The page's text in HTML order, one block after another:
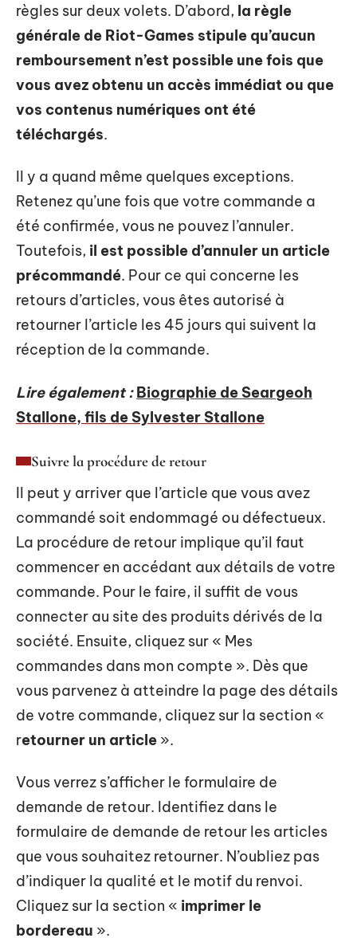
règles sur deux volets. D’abord, la règle
générale de Riot-Games stipule qu’aucun
remboursement n’est possible une fois que
vous avez obtenu un accès immédiat ou que
vos contenus numériques ont été
téléchargés.
Il y a quand même quelques exceptions.
Retenez qu’une fois que votre commande a
été confirmée, vous ne pouvez l’annuler.
Toutefois, il est possible d’annuler un article
précommandé. Pour ce qui concerne les
retours d’articles, vous êtes autorisé à
retourner l’article les 45 jours qui suivent la
réception de la commande.
Lire également : Biographie de Seargeoh
Stallone, fils de Sylvester Stallone
Suivre la procédure de retour
Il peut y arriver que l’article que vous avez
commandé soit endommagé ou défectueux.
La procédure de retour implique qu’il faut
commencer en accédant aux détails de votre
commande. Pour le faire, il suffit de vous
connecter au site des produits dérivés de la
société. Ensuite, cliquez sur « Mes
commandes dans mon compte ». Dès que
vous parvenez à atteindre la page des détails
de votre commande, cliquez sur la section «
retourner un article ».
Vous verrez s’afficher le formulaire de
demande de retour. Identifiez dans le
formulaire de demande de retour les articles
que vous souhaitez retourner. N’oubliez pas
d’indiquer la qualité et le motif du renvoi.
Cliquez sur la section « imprimer le
bordereau ».